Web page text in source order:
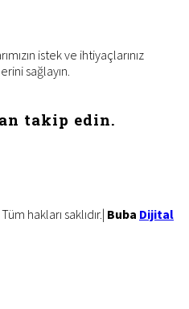
istek ve ihtiyaçlarınız
sağlayın.
takip edin.
hakları saklıdır.| Buba Dijital